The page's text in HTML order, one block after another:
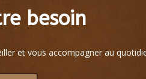
besoin
et vous accompagner au